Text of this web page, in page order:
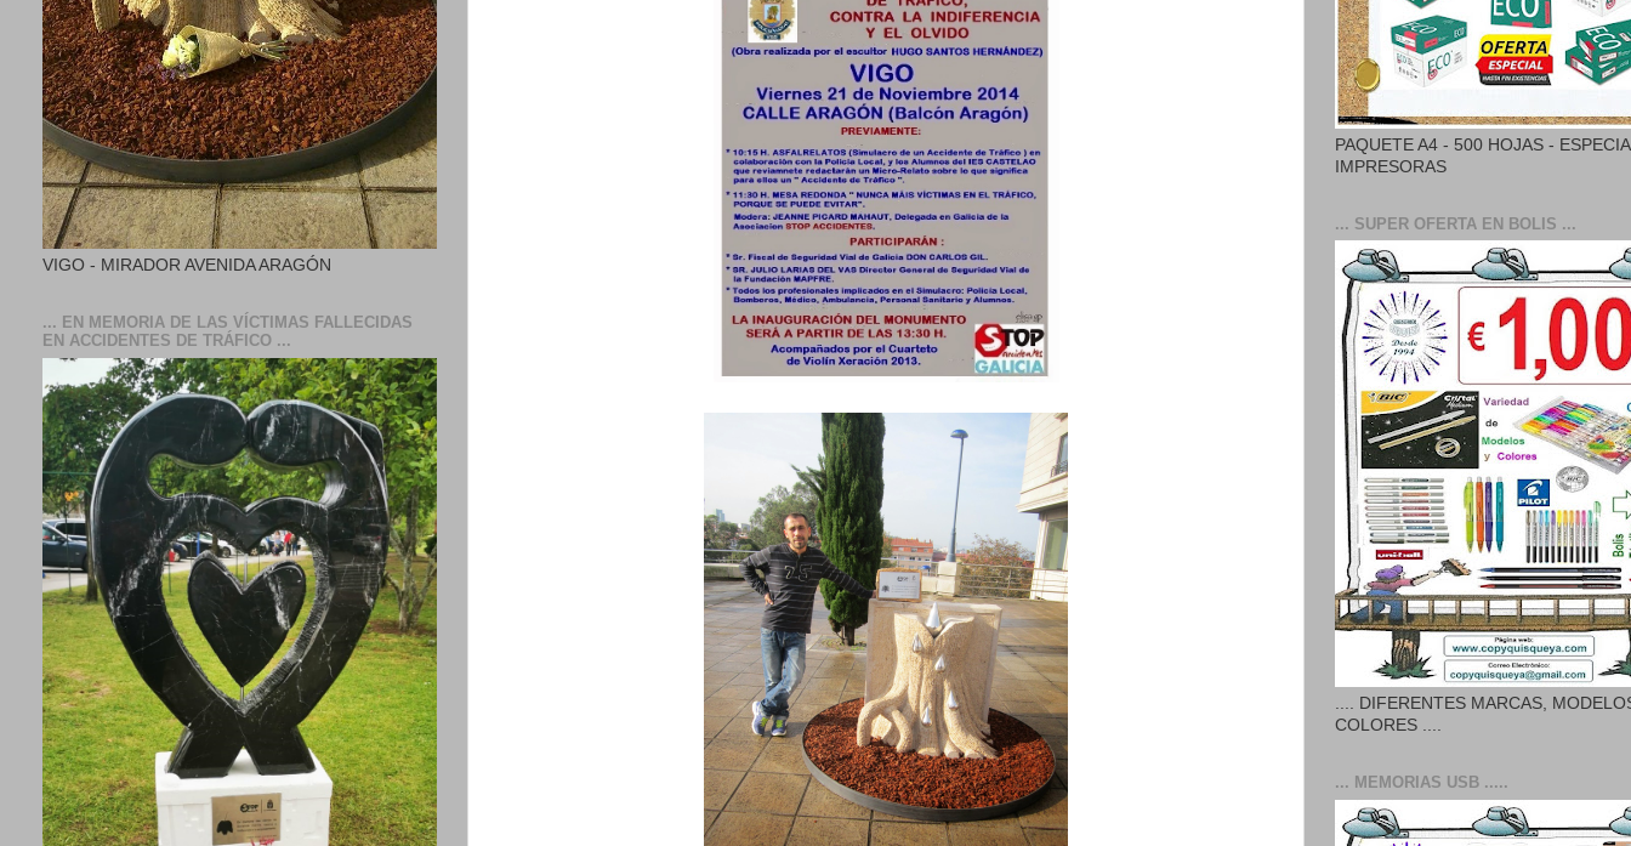
VIGO - MIRADOR AVENIDA ARAGÓN
... EN MEMORIA DE LAS VÍCTIMAS FALLECIDAS
EN ACCIDENTES DE TRÁFICO ...
PAQUETE A4 - 500 HOJAS -
IMPRESORAS
... SUPER OFERTA EN BOLIS ...
.... DIFERENTES MARCAS,
COLORES ....
... MEMORIAS USB .....